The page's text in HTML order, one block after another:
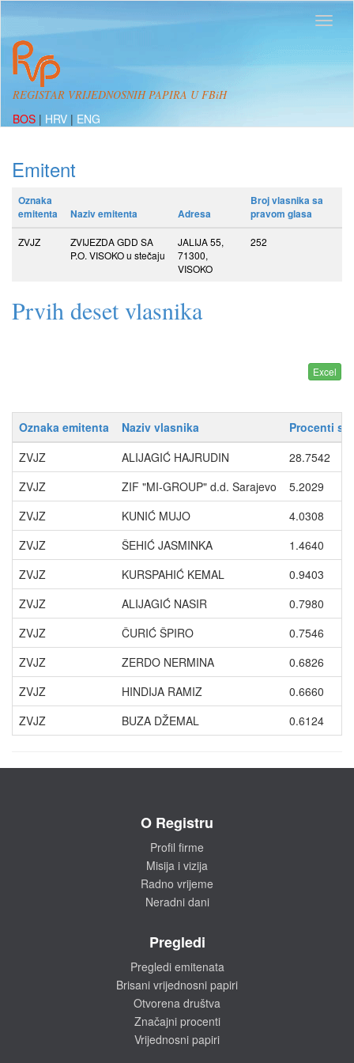
REGISTAR VRIJEDNOSNIH PAPIRA U FBiH
BOS | HRV | ENG
Emitent
Oznaka
emitenta
Naziv emitenta Adresa
Broj vlasnika sa
pravom glasa
ZVJZ
ZVIJEZDA GDD SA
P.O. VISOKO u stečaju
JALIJA 55,
71300,
VISOKO
252
Prvih deset vlasnika
Oznaka emitenta Naziv vlasnika
Procenti
ZVJZ
ALIJAGIĆ HAJRUDIN
28.7542
ZVJZ
ZIF "MI-GROUP" d.d. Sarajevo
5.2029
ZVJZ
KUNIĆ MUJO
4.0308
ZVJZ
ŠEHIĆ JASMINKA
1.4640
ZVJZ
KURSPAHIĆ KEMAL
0.9403
ZVJZ
ALIJAGIĆ NASIR
0.7980
ZVJZ
ČURIĆ ŠPIRO
0.7546
ZVJZ
ZERDO NERMINA
0.6826
ZVJZ
HINDIJA RAMIZ
0.6660
ZVJZ
BUZA DŽEMAL 0.6124
O Registru
Profil firme
Misija i vizija
Radno vrijeme
Neradni dani
Pregledi
Pregledi emitenata
Brisani vrijednosni papiri
Otvorena društva
Značajni procenti
Vrijednosni papiri